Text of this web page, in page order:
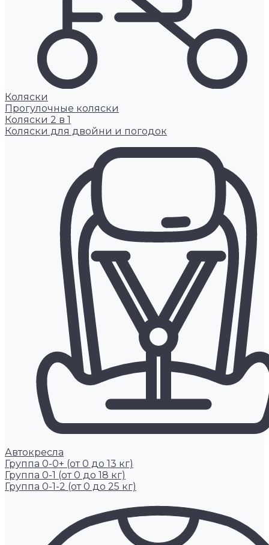
Коляски
Прогулочные коляски
Коляски 2 в 1
Коляски для двойни и погодок
Автокресла
Группа 0-0+ (от 0 до 13 кг)
Группа 0-1 (от 0 до 18 кг)
Группа 0-1-2 (от 0 до 25 кг)